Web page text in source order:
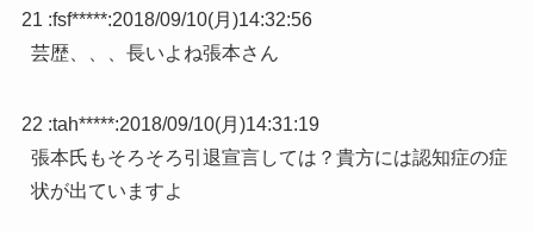
21 :fsf*****:2018/09/10(月)14:32:56
芸歴、、、長いよね張本さん
22 :tah*****:2018/09/10(月)14:31:19
張本氏もそろそろ引退宣言しては？貴方には認知症の症
状が出ていますよ